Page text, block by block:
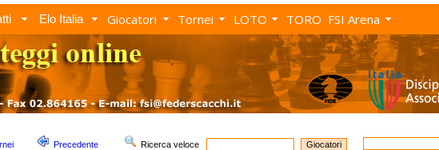
Elo Italia Giocatori Tornei LOTO TORO FSI Arena
Precedente Ricerca veloce